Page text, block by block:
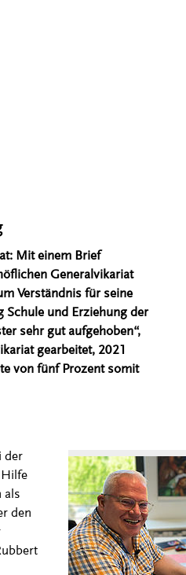
Mit einem Brief
Generalvikariat
Verständnis für seine
und Erziehung der
sehr gut aufgehoben“,
gearbeitet, 2021
von fünf Prozent somit
der
als
den